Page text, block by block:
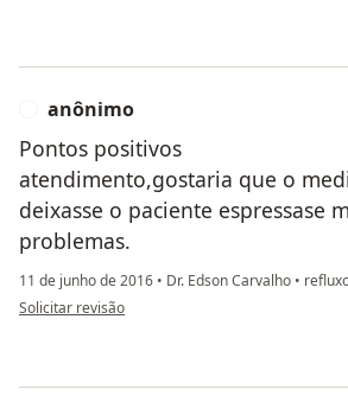
anônimo
Pontos positivos
atendimento,gostaria que o
deixasse o paciente espressase
problemas.
11 de junho de 2016 • Dr. Edson Carvalho •
na opinião do utilizador anônimo
Solicitar revisão